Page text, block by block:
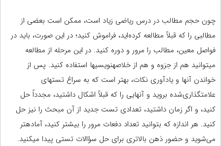
چون حجم مطالب در درس ریاضی زیاد است، ممکن است بعضی از
مطالبی را که قبلاً مطالعه کرده‌اید، فراموش کنید؛ در این صورت، باید در
فواصل معین، مطالب را مرور و دوره کنید. در این مرحله از مطالعه
می‏توانید هم از جزوه و هم از خلاصه‏نویسی‏ها استفاده کنید. پس از
خواندن آ‏نها و یادآوری نکات، بهتر است که به سراغ تست‏های
علامت‏گذاری‌شده بروید و آنهایی را که قبلاً اشکال داشتید، مجدداً حل
کنید، و اگر زمان داشتید، تعدادی تست جدید از آن مبحث را نیز حل
کنید. هر اندازه که بتوانید تعداد دفعات مرور را بیشتر کنید، آماده‏تر
می‌شوید و حضور ذهن بالاتری برای حل سؤالات تستی پیدا می‏کنید.